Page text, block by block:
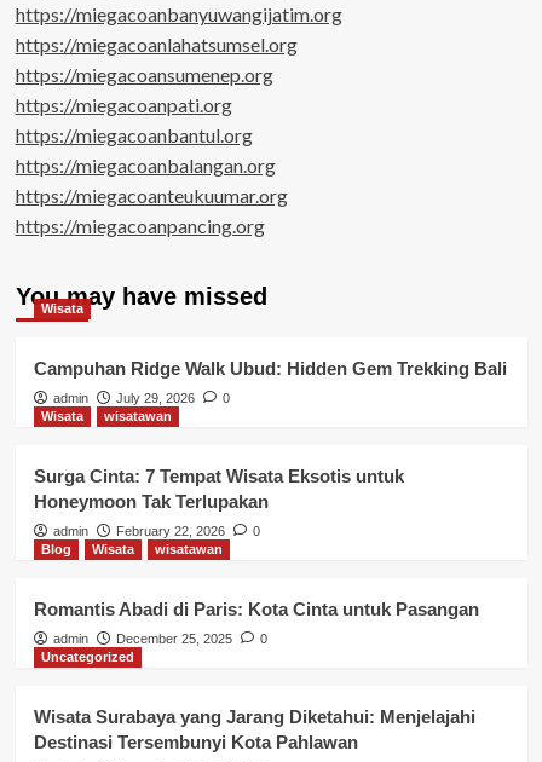
https://miegacoanbanyuwangijatim.org
https://miegacoanlahatsumsel.org
https://miegacoansumenep.org
https://miegacoanpati.org
https://miegacoanbantul.org
https://miegacoanbalangan.org
https://miegacoanteukuumar.org
https://miegacoanpancing.org
You may have missed
Wisata
Campuhan Ridge Walk Ubud: Hidden Gem Trekking Bali
admin July 29, 2026
0
Wisata
wisatawan
Surga Cinta: 7 Tempat Wisata Eksotis untuk
Honeymoon Tak Terlupakan
admin February 22, 2026
0
Blog
Wisata wisatawan
Romantis Abadi di Paris: Kota Cinta untuk Pasangan
admin December 25, 2025
0
Uncategorized
Wisata Surabaya yang Jarang Diketahui: Menjelajahi
Destinasi Tersembunyi Kota Pahlawan